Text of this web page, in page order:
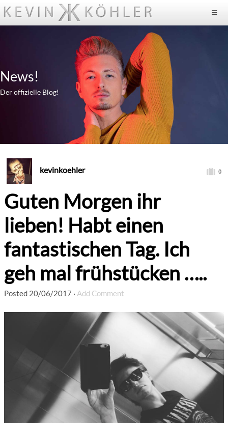
News!
Der offizielle Blog!
kevinkoehler 0
Guten Morgen ihr
lieben! Habt einen
fantastischen Tag. Ich
geh mal frühstücken …..
Posted 20/06/2017 · Add Comment